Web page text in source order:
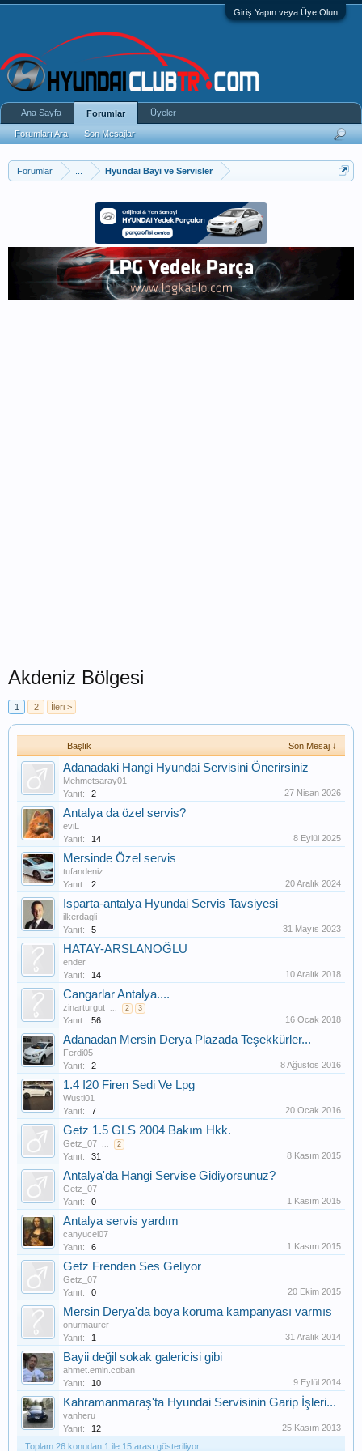
Giriş Yapın veya Üye Olun
Forumlar Hyundai Bayi ve Servisler
Akdeniz Bölgesi
1 2 İleri >
Başlık Son Mesaj ↓
Adanadaki Hangi Hyundai Servisini Önerirsiniz
Mehmetsaray01
Yanıt:
2 27 Nisan 2026
Antalya da özel servis?
eviL
Yanıt:
14 8 Eylül 2025
Mersinde Özel servis
tufandeniz
Yanıt:
2 20 Aralık 2024
Isparta-antalya Hyundai Servis Tavsiyesi
ilkerdagli
Yanıt:
5 31 Mayıs 2023
HATAY-ARSLANOĞLU
ender
Yanıt:
14 10 Aralık 2018
Cangarlar Antalya....
zinarturgut ... 2 3
Yanıt: 56 16 Ocak 2018
Adanadan Mersin Derya Plazada Teşekkürler...
Ferdi05
Yanıt:
2 8 Ağustos 2016
1.4 I20 Firen Sedi Ve Lpg
Wusti01
Yanıt:
7 20 Ocak 2016
Getz 1.5 GLS 2004 Bakım Hkk.
Getz_07 ... 2
Yanıt: 31 8 Kasım 2015
Antalya'da Hangi Servise Gidiyorsunuz?
Getz_07
Yanıt:
0 1 Kasım 2015
Antalya servis yardım
canyucel07
Yanıt:
6 1 Kasım 2015
Getz Frenden Ses Geliyor
Getz_07
Yanıt:
0 20 Ekim 2015
Mersin Derya'da boya koruma kampanyası varmıs
onurmaurer
Yanıt:
1 31 Aralık 2014
Bayii değil sokak galericisi gibi
ahmet.emin.coban
Yanıt:
10 9 Eylül 2014
Kahramanmaraş'ta Hyundai Servisinin Garip İşleri...
vanheru
Yanıt:
12
25 Kasım 2013
Toplam 26 konudan 1 ile 15 arası gösteriliyor
Ana Sayfa Forumlar
Forumları Ara Son Mesajlar
Üyeler